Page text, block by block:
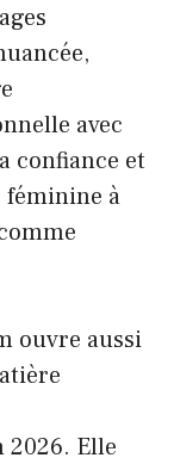
avec
confiance et
féminine à
ouvre aussi
2026. Elle